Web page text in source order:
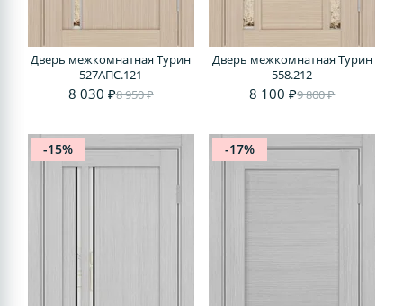
Дверь межкомнатная Турин
527АПС.121
8 030 ₽8 950 ₽
Дверь межкомнатная Турин
558.212
8 100 ₽9 800 ₽
-15% -17%